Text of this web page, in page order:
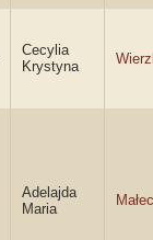
Cecylia
Krystyna
Adelajda
Maria